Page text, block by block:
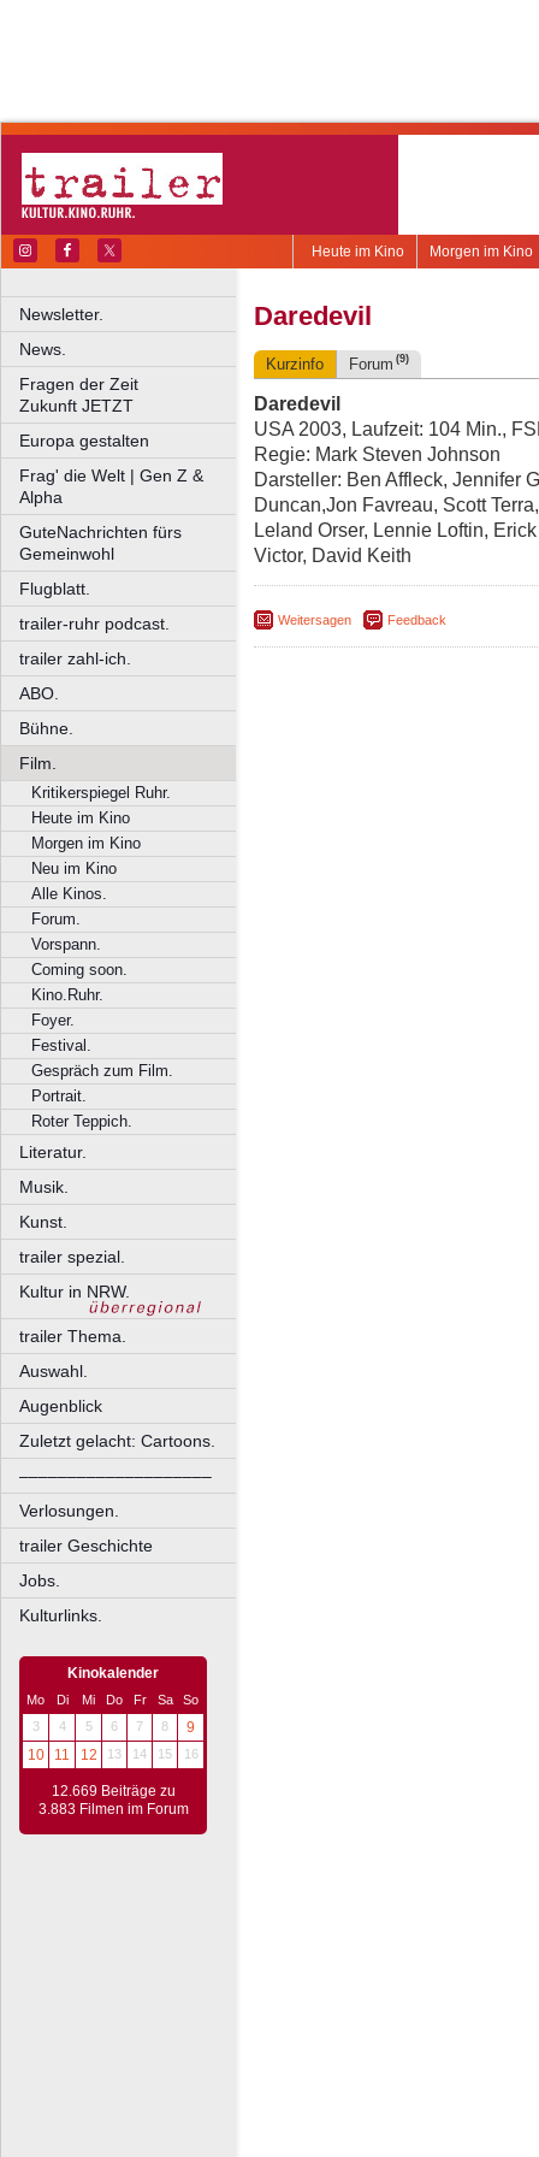
Morgen im Kino
Heute im Kino
Newsletter.
News.
Fragen der Zeit
Zukunft JETZT
Europa gestalten
Frag' die Welt | Gen Z &
Alpha
GuteNachrichten fürs
Gemeinwohl
Flugblatt.
trailer-ruhr podcast.
trailer zahl-ich.
ABO.
Bühne.
Film.
Kritikerspiegel Ruhr.
Heute im Kino
Morgen im Kino
Neu im Kino
Alle Kinos.
Forum.
Vorspann.
Coming soon.
Kino.Ruhr.
Foyer.
Festival.
Gespräch zum Film.
Portrait.
Roter Teppich.
Literatur.
Musik.
Kunst.
trailer spezial.
Kultur in NRW.
trailer Thema.
Auswahl.
Augenblick
Zuletzt gelacht: Cartoons.
––––––––––––––––––––
Verlosungen.
trailer Geschichte
Jobs.
Kulturlinks.
Kinokalender
Mo Di Mi Do Fr Sa
So
3
4 5 6 7 8
9
10
11 12 13 14 15 16
12.669 Beiträge zu
3.883 Filmen im Forum
Daredevil
Kurzinfo Forum (9)
Daredevil
USA 2003, Laufzeit: 104 Min.,
Regie: Mark Steven Johnson
Darsteller: Ben Affleck, Jennifer
Duncan,Jon Favreau, Scott
Leland Orser, Lennie Loftin,
Victor, David Keith
Weitersagen Feedback